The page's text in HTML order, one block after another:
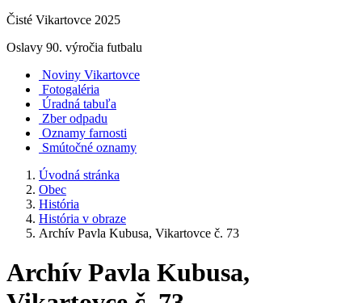
Čisté Vikartovce 2025
Oslavy 90. výročia futbalu
Noviny Vikartovce
Fotogaléria
Úradná tabuľa
Zber odpadu
Oznamy farnosti
Smútočné oznamy
Úvodná stránka
Obec
História
História v obraze
Archív Pavla Kubusa, Vikartovce č. 73
Archív Pavla Kubusa,